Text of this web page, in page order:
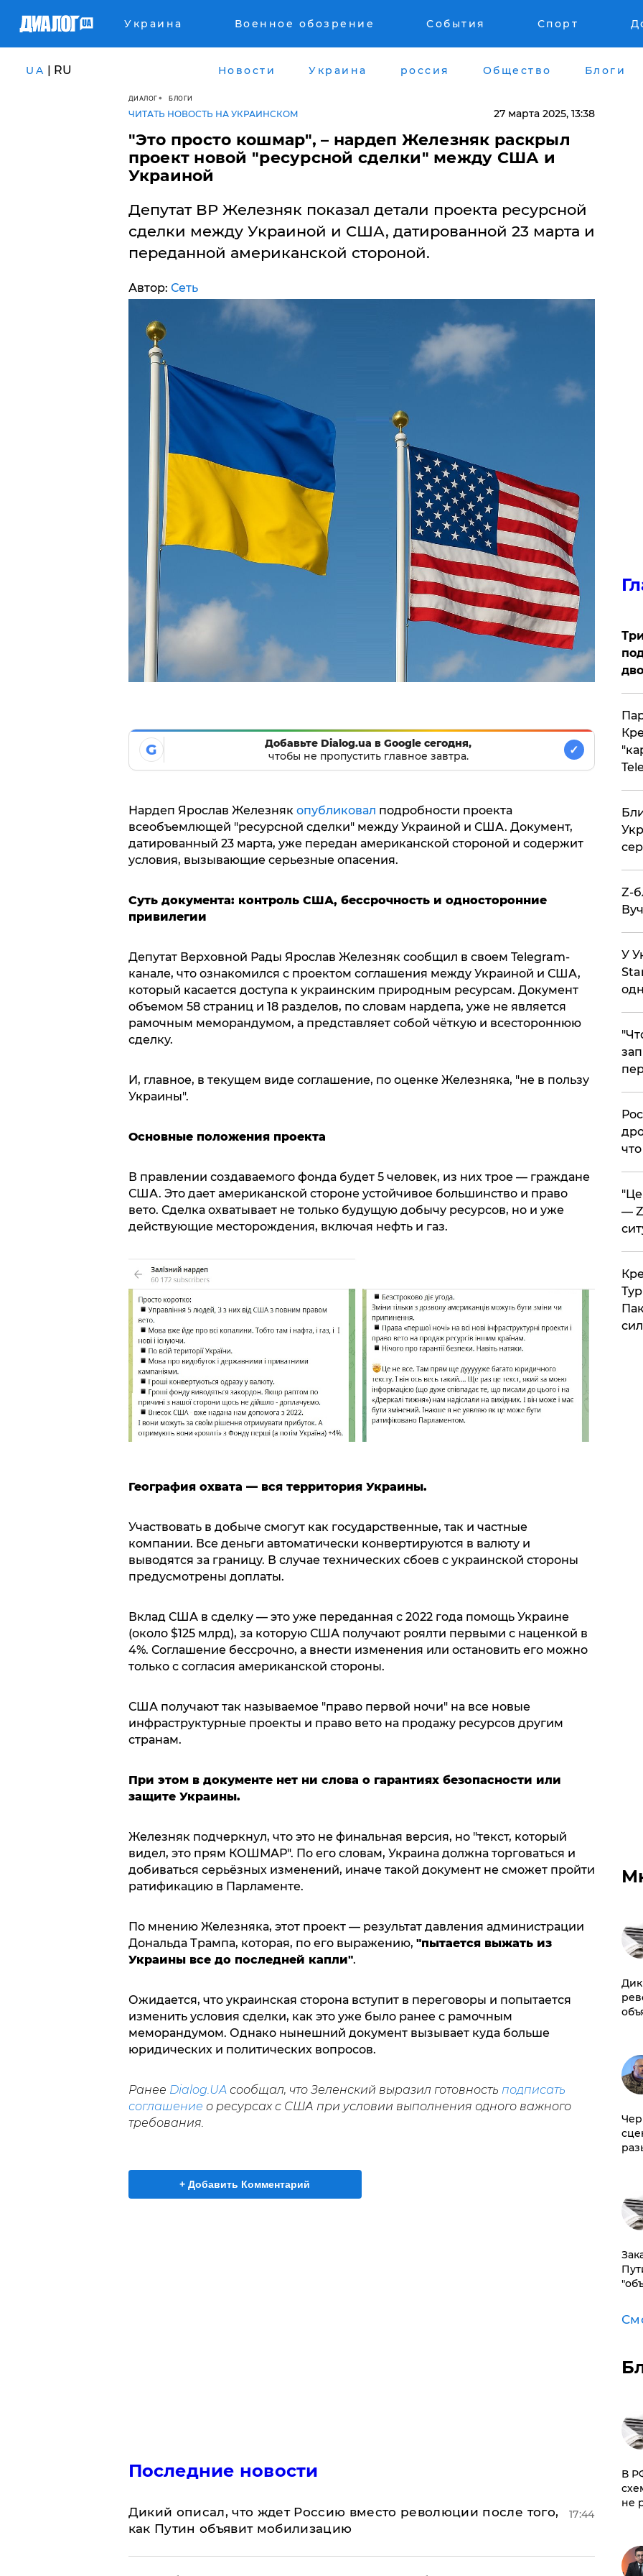
Украина Военное обозрение События Спорт
UA | RU Новости Украина россия Общество Блоги
ДИАЛОГ БЛОГИ
ЧИТАТЬ НОВОСТЬ НА УКРАИНСКОМ 27 марта 2025, 13:38
"Это просто кошмар", – нардеп Железняк раскрыл
проект новой "ресурсной сделки" между США и
Украиной
Депутат ВР Железняк показал детали проекта ресурсной
сделки между Украиной и США, датированной 23 марта и
переданной американской стороной.
Автор: Сеть
G
Добавьте Dialog.ua в Google сегодня,
чтобы не пропустить главное завтра.
✓
Нардеп Ярослав Железняк опубликовал подробности проекта
всеобъемлющей "ресурсной сделки" между Украиной и США. Документ,
датированный 23 марта, уже передан американской стороной и содержит
условия, вызывающие серьезные опасения.
Суть документа: контроль США, бессрочность и односторонние
привилегии
Депутат Верховной Рады Ярослав Железняк сообщил в своем Telegram-
канале, что ознакомился с проектом соглашения между Украиной и США,
который касается доступа к украинским природным ресурсам. Документ
объемом 58 страниц и 18 разделов, по словам нардепа, уже не является
рамочным меморандумом, а представляет собой чёткую и всестороннюю
сделку.
И, главное, в текущем виде соглашение, по оценке Железняка, "не в пользу
Украины".
Основные положения проекта
В правлении создаваемого фонда будет 5 человек, из них трое — граждане
США. Это дает американской стороне устойчивое большинство и право
вето. Сделка охватывает не только будущую добычу ресурсов, но и уже
действующие месторождения, включая нефть и газ.
География охвата — вся территория Украины.
Участвовать в добыче смогут как государственные, так и частные
компании. Все деньги автоматически конвертируются в валюту и
выводятся за границу. В случае технических сбоев с украинской стороны
предусмотрены доплаты.
Вклад США в сделку — это уже переданная с 2022 года помощь Украине
(около $125 млрд), за которую США получают роялти первыми с наценкой в
4%. Соглашение бессрочно, а внести изменения или остановить его можно
только с согласия американской стороны.
США получают так называемое "право первой ночи" на все новые
инфраструктурные проекты и право вето на продажу ресурсов другим
странам.
При этом в документе нет ни слова о гарантиях безопасности или
защите Украины.
Железняк подчеркнул, что это не финальная версия, но "текст, который
видел, это прям КОШМАР". По его словам, Украина должна торговаться и
добиваться серьёзных изменений, иначе такой документ не сможет пройти
ратификацию в Парламенте.
По мнению Железняка, этот проект — результат давления администрации
Дональда Трампа, которая, по его выражению, "пытается выжать из
Украины все до последней капли".
Ожидается, что украинская сторона вступит в переговоры и попытается
изменить условия сделки, как это уже было ранее с рамочным
меморандумом. Однако нынешний документ вызывает куда больше
юридических и политических вопросов.
Ранее Dialog.UAсообщал, что Зеленский выразил готовность подписать
соглашение о ресурсах с США при условии выполнения одного важного
требования.
+ Добавить Комментарий
Последние новости
Дикий описал, что ждет Россию вместо революции после того,
как Путин объявит мобилизацию
17:44
Z-
У
—
​В
не